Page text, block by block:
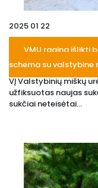
2025 01 22
VMU ragina išlikti
schema su valstybine
VĮ Valstybinių miškų
užfiksuotas naujas
sukčiai neteisėtai...